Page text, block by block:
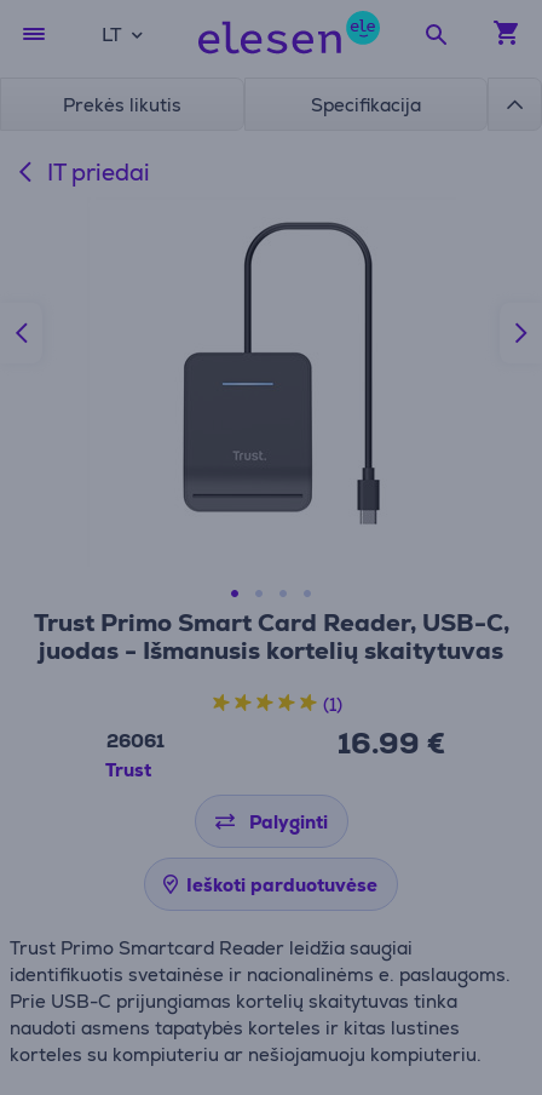
LT
Prekės likutis Specifikacija
IT priedai
Trust Primo Smart Card Reader, USB-C,
juodas - Išmanusis kortelių skaitytuvas
26061
Trust
16.99 €
(1)
Palyginti
Ieškoti parduotuvėse
Trust Primo Smartcard Reader leidžia saugiai
identifikuotis svetainėse ir nacionalinėms e. paslaugoms.
Prie USB-C prijungiamas kortelių skaitytuvas tinka
naudoti asmens tapatybės korteles ir kitas lustines
korteles su kompiuteriu ar nešiojamuoju kompiuteriu.